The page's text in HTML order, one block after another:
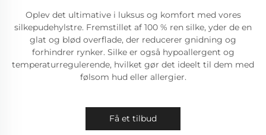
Oplev det ultimative i luksus og komfort med vores
silkepudehylstre. Fremstillet af 100 % ren silke, yder de en
glat og blød overflade, der reducerer gnidning og
forhindrer rynker. Silke er også hypoallergent og
temperaturregulerende, hvilket gør det ideelt til dem med
følsom hud eller allergier.
Få et tilbud